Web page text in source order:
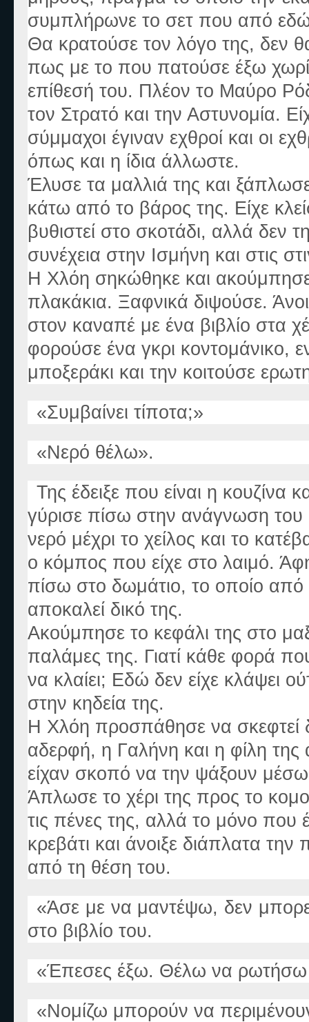
συμπλήρωνε το σετ που από
Θα κρατούσε τον λόγο της, δεν
πως με το που πατούσε έξω
επίθεσή του. Πλέον το Μαύρο
τον Στρατό και την Αστυνομία.
σύμμαχοι έγιναν εχθροί και οι
όπως και η ίδια άλλωστε.
Έλυσε τα μαλλιά της και
κάτω από το βάρος της. Είχε
βυθιστεί στο σκοτάδι, αλλά δεν
συνέχεια στην Ισμήνη και στις
Η Χλόη σηκώθηκε και
πλακάκια. Ξαφνικά διψούσε.
στον καναπέ με ένα βιβλίο στα
φορούσε ένα γκρι κοντομάνικο,
μποξεράκι και την κοιτούσε
«Συμβαίνει τίποτα;»
«Νερό θέλω».
Της έδειξε που είναι η κουζίνα
γύρισε πίσω στην ανάγνωση του
νερό μέχρι το χείλος και το
ο κόμπος που είχε στο λαιμό.
πίσω στο δωμάτιο, το οποίο
αποκαλεί δικό της.
Ακούμπησε το κεφάλι της στο
παλάμες της. Γιατί κάθε φορά
να κλαίει; Εδώ δεν είχε κλάψει
στην κηδεία της.
Η Χλόη προσπάθησε να σκεφτεί
αδερφή, η Γαλήνη και η φίλη
είχαν σκοπό να την ψάξουν
Άπλωσε το χέρι της προς το
τις πένες της, αλλά το μόνο
κρεβάτι και άνοιξε διάπλατα την
από τη θέση του.
«Άσε με να μαντέψω, δεν
στο βιβλίο του.
«Έπεσες έξω. Θέλω να ρωτήσω
«Νομίζω μπορούν να